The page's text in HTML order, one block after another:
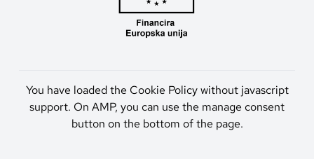
You have loaded the Cookie Policy without javascript
support. On AMP, you can use the manage consent
button on the bottom of the page.